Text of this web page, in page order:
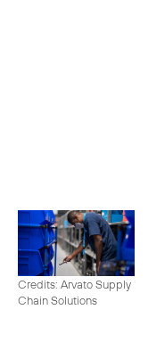
Credits: Arvato Supply
Chain Solutions